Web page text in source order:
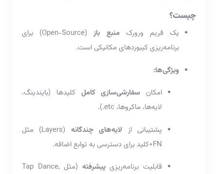
چیست؟
یک فریم ورورک منبع باز
(Open-Source) برای
برنامه‌ریزی کیبوردهای مکانیکی است.
ویژگی‌ها:
امکان سفارشی‌سازی کامل کلیدها (بایندینگ،
لایه‌ها، ماکروها، etc.).
پشتیبانی از لایه‌های چندگانه
(Layers) مثل
FN+کلید برای دسترسی به توابع اضافه.
قابلیت برنامه‌ریزیپیشرفته
(مثل Tap Dance,